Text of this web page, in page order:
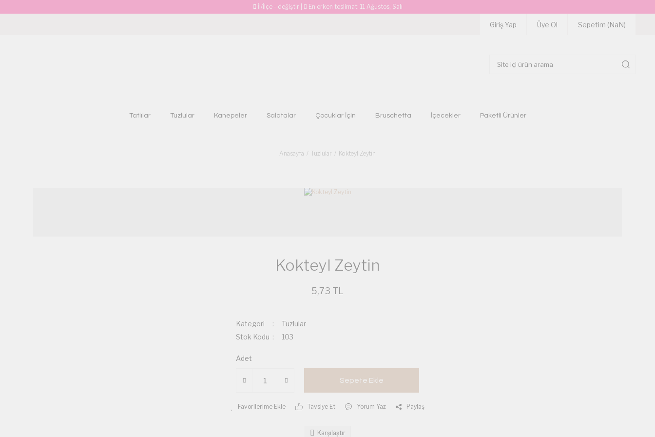
İl/İlçe - değiştir En erken teslimat: 11 Ağustos, Salı
Giriş Yap Üye Ol Sepetim (NaN)
Tatlılar Tuzlular Kanepeler Salatalar Çocuklar İçin Bruschetta İçecekler Paketli Ürünler
Anasayfa Tuzlular Kokteyl Zeytin
Kokteyl Zeytin
5,73 TL
Kategori
Tuzlular
Stok Kodu
103
Adet
Sepete Ekle
Tavsiye Et Yorum Yaz Paylaş
Karşılaştır